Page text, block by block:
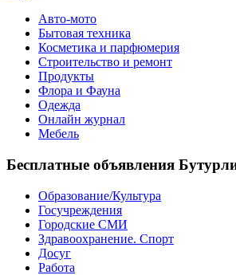
Авто-мото
Бытовая техника
Косметика и парфюмерия
Строительство и ремонт
Продукты
Флора и Фауна
Одежда
Онлайн журнал
Мебель
Бесплатные объявления
Образование/Культура
Госучреждения
Городские СМИ
Здравоохранение. Спорт
Досуг
Работа